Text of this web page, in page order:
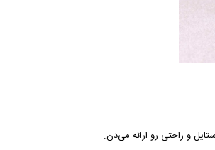
و راحتی رو ارائه می‌دن.